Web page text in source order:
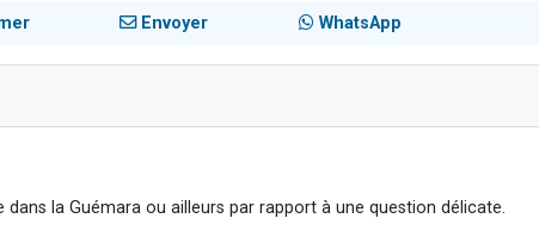
Envoyer WhatsApp
dans la Guémara ou ailleurs par rapport à une question délicate.